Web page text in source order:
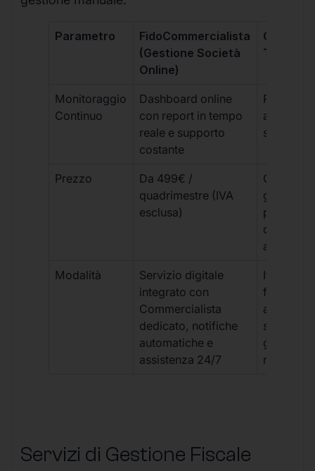
Parametro
FidoCommercialista
(Gestione Società
Online)
Monitoraggio
Continuo
Dashboard online
con report in tempo
reale e supporto
costante
Report
sporadici
Prezzo
Da 499€ /
quadrimestre (IVA
esclusa)
Costi
più
ogni
Modalità
Servizio digitale
integrato con
Commercialista
dedicato, notifiche
automatiche e
assistenza 24/7
Iter
studio e
gestione
manuale
Servizi di Gestione Fiscale